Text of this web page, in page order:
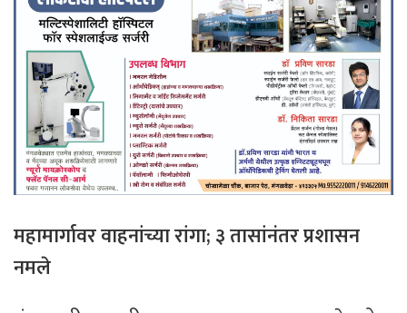
महामार्गावर वाहनांच्या रांगा; ३ तासांनंतर प्रशासन
नमले